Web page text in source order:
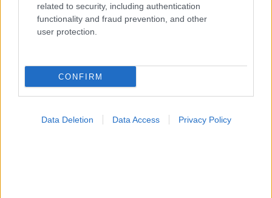
related to security, including authentication
functionality and fraud prevention, and other
user protection.
CONFIRM
Data Deletion Data Access Privacy Policy